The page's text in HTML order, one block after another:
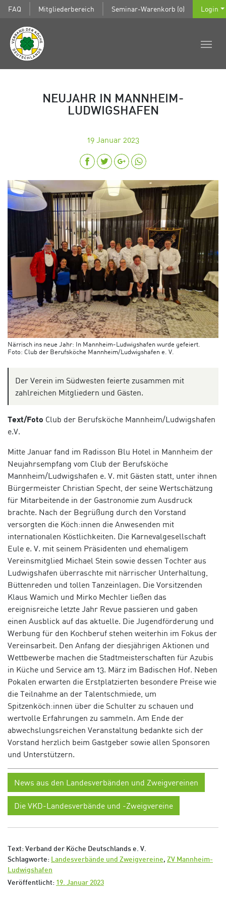
FAQ Mitgliederbereich Seminar-Warenkorb (0) Login
NEUJAHR IN MANNHEIM-
LUDWIGSHAFEN
19 Januar 2023
Närrisch ins neue Jahr: In Mannheim-Ludwigshafen wurde gefeiert.
Foto: Club der Berufsköche Mannheim/Ludwigshafen e. V.
Der Verein im Südwesten feierte zusammen mit
zahlreichen Mitgliedern und Gästen.
Text/Foto Club der Berufsköche Mannheim/Ludwigshafen
e.V.
Mitte Januar fand im Radisson Blu Hotel in Mannheim der
Neujahrsempfang vom Club der Berufsköche
Mannheim/Ludwigshafen e. V. mit Gästen statt , unter ihnen
Bürgermeister Christian Specht, der seine Wertschätzung
für Mitarbeitende in der Gastronomie zum Ausdruck
brachte. Nach der Begrüßung durch den Vorstand
versorgten die Köch:innen die Anwesenden mit
internationalen Köstlichkeiten. Die Karnevalgesellschaft
Eule e. V. mit seinem Präsidenten und ehemaligem
Vereinsmitglied Michael Stein sowie dessen Tochter aus
Ludwigshafen überraschte mit närrischer Unterhaltung
Büttenreden und tollen Tanzeinlagen. Die Vorsitzenden
Klaus Wamich und Mirko Mechler ließen das
ereignisreiche letzte Jahr Revue passieren und gaben
einen Ausblick auf das aktuelle. Die Jugendförderung und
Werbung für den Kochberuf stehen weiterhin im Fokus der
Vereinsarbeit. Den Anfang der diesjährigen Aktionen und
Wettbewerbe machen die Stadtmeisterschaften für Azubis
in Küche und Service am 13. März im Badischen Hof. Neben
Pokalen erwarten die Erstplatzierten besondere Preise wie
die Teilnahme an der Talentschmiede, um
Spitzenköch:innen über die Schulter zu schauen und
wertvolle Erfahrungen zu sammeln. Am Ende der
abwechslungsreichen Veranstaltung bedankte sich der
Vorstand herzlich beim Gastgeber sowie allen Sponsoren
und Unterstützern.
News aus den Landesverbänden und Zweigvereinen
Die VKD-Landesverbände und -Zweigvereine
Text: Verband der Köche Deutschlands e. V.
Schlagworte: Landesverbände und Zweigvereine, ZV Mannheim-
Ludwigshafen
Veröffentlicht: 19. Januar 2023